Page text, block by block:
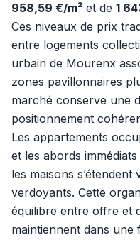
958,59 €/m² et de 1
Ces niveaux de prix
entre logements
urbain de Mourenx
zones pavillonnaires
marché conserve une
positionnement
Les appartements
et les abords
les maisons
verdoyants. Cette
équilibre entre offre et
maintiennent dans